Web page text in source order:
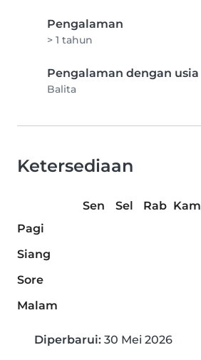
Pengalaman
> 1 tahun
Pengalaman dengan usia
Balita
Ketersediaan
Sen Sel Rab Kam
Pagi
Siang
Sore
Malam
Diperbarui: 30 Mei 2026